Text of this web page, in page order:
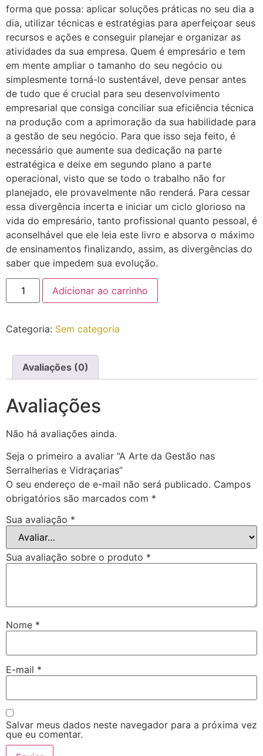
forma que possa: aplicar soluções práticas no seu dia a
dia, utilizar técnicas e estratégias para aperfeiçoar seus
recursos e ações e conseguir planejar e organizar as
atividades da sua empresa. Quem é empresário e tem
em mente ampliar o tamanho do seu negócio ou
simplesmente torná-lo sustentável, deve pensar antes
de tudo que é crucial para seu desenvolvimento
empresarial que consiga conciliar sua eficiência técnica
na produção com a aprimoração da sua habilidade para
a gestão de seu negócio. Para que isso seja feito, é
necessário que aumente sua dedicação na parte
estratégica e deixe em segundo plano a parte
operacional, visto que se todo o trabalho não for
planejado, ele provavelmente não renderá. Para cessar
essa divergência incerta e iniciar um ciclo glorioso na
vida do empresário, tanto profissional quanto pessoal, é
aconselhável que ele leia este livro e absorva o máximo
de ensinamentos finalizando, assim, as divergências do
saber que impedem sua evolução.
Adicionar ao carrinho
Categoria: Sem categoria
Avaliações (0)
Avaliações
Não há avaliações ainda.
Seja o primeiro a avaliar “A Arte da Gestão nas
Serralherias e Vidraçarias”
O seu endereço de e-mail não será publicado. Campos
obrigatórios são marcados com *
Sua avaliação *
Sua avaliação sobre o produto *
Nome *
E-mail *
Salvar meus dados neste navegador para a próxima vez
que eu comentar.